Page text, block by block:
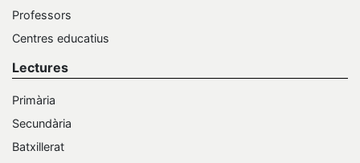
Professors
Centres educatius
Lectures
Primària
Secundària
Batxillerat